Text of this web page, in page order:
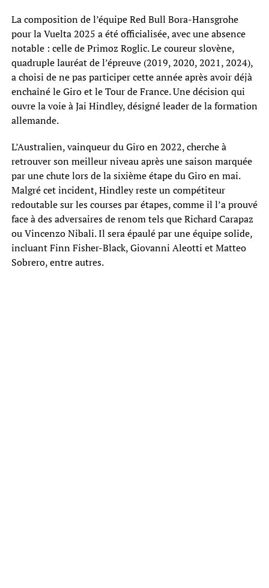
La composition de l’équipe Red Bull Bora-Hansgrohe
pour la Vuelta 2025 a été officialisée, avec une absence
notable : celle de Primoz Roglic. Le coureur slovène,
quadruple lauréat de l’épreuve (2019, 2020, 2021, 2024),
a choisi de ne pas participer cette année après avoir déjà
enchaîné le Giro et le Tour de France. Une décision qui
ouvre la voie à Jai Hindley, désigné leader de la formation
allemande.
L’Australien, vainqueur du Giro en 2022, cherche à
retrouver son meilleur niveau après une saison marquée
par une chute lors de la sixième étape du Giro en mai.
Malgré cet incident, Hindley reste un compétiteur
redoutable sur les courses par étapes, comme il l’a prouvé
face à des adversaires de renom tels que Richard Carapaz
ou Vincenzo Nibali. Il sera épaulé par une équipe solide,
incluant Finn Fisher-Black, Giovanni Aleotti et Matteo
Sobrero, entre autres.